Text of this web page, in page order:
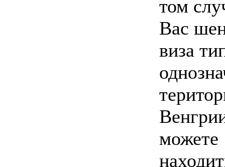
том
Вас
виза
можете